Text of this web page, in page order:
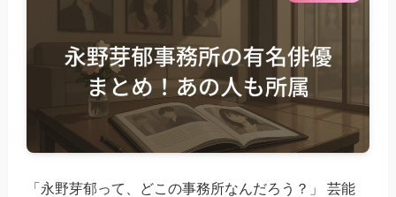
「永野芽郁って、どこの事務所なんだろう？」 芸能